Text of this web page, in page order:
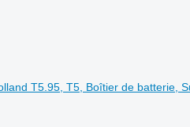
T5.95, T5, Boîtier de batterie,